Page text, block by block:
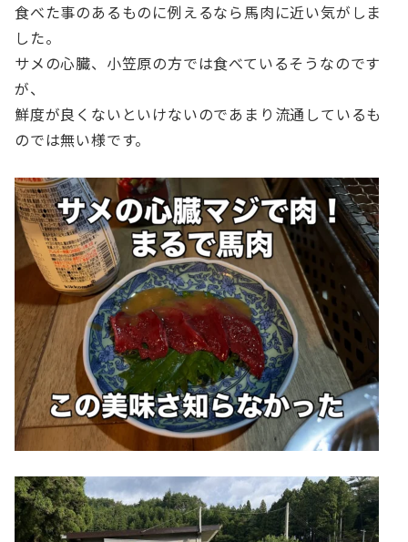
食べた事のあるものに例えるなら馬肉に近い気がしま
した。
サメの心臓、小笠原の方では食べているそうなのです
が、
鮮度が良くないといけないのであまり流通しているも
のでは無い様です。